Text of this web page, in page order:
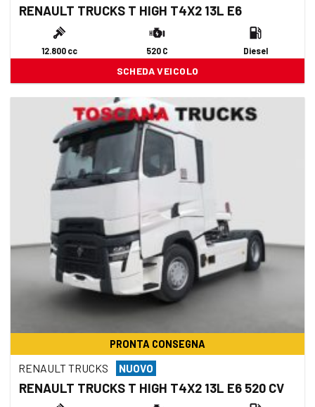
RENAULT TRUCKS T HIGH T4X2 13L E6
12.800 cc 520 C Diesel
SCHEDA VEICOLO
PRONTA CONSEGNA
RENAULT TRUCKS NUOVO
RENAULT TRUCKS T HIGH T4X2 13L E6 520 CV